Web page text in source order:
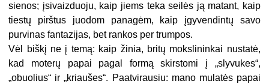
sienos; įsivaizduoju, kaip jiems teka seilės ją matant, kaip
tiestų pirštus juodom panagėm, kaip įgyvendintų savo
purvinas fantazijas, bet rankos per trumpos.
Vėl biškį ne į temą: kaip žinia, britų mokslininkai nustatė,
kad moterų papai pagal formą skirstomi į „slyvukes“,
„obuolius“ ir „kriaušes“. Paatvirausiu: mano mulatės papai